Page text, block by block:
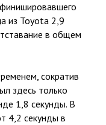
из Toyota 2,9
в общем
сократив
здесь только
1,8 секунды. В
4,2 секунды в